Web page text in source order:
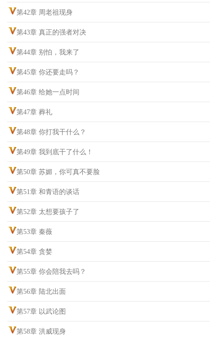
第42章 周老祖现身
第43章 真正的强者对决
第44章 别怕，我来了
第45章 你还要走吗？
第46章 给她一点时间
第47章 葬礼
第48章 你打我干什么？
第49章 我到底干了什么！
第50章 苏媚，你可真不要脸
第51章 和青语的谈话
第52章 太想要孩子了
第53章 秦薇
第54章 贪婪
第55章 你会陪我去吗？
第56章 陆北出面
第57章 以武论图
第58章 洪威现身